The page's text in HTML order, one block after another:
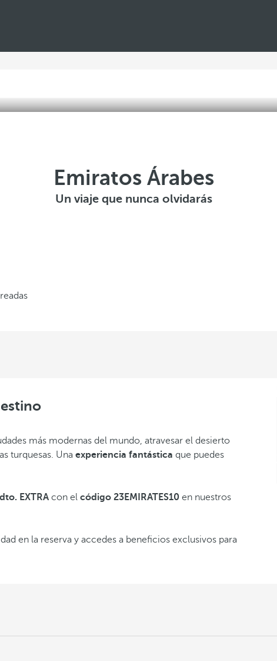
Emiratos Árabes
Un viaje que nunca olvidarás
más modernas del mundo, atravesar el desierto
turquesas. Una experiencia fantástica que puedes
EXTRA con el código 23EMIRATES10 en nuestros
en la reserva y accedes a beneficios exclusivos para